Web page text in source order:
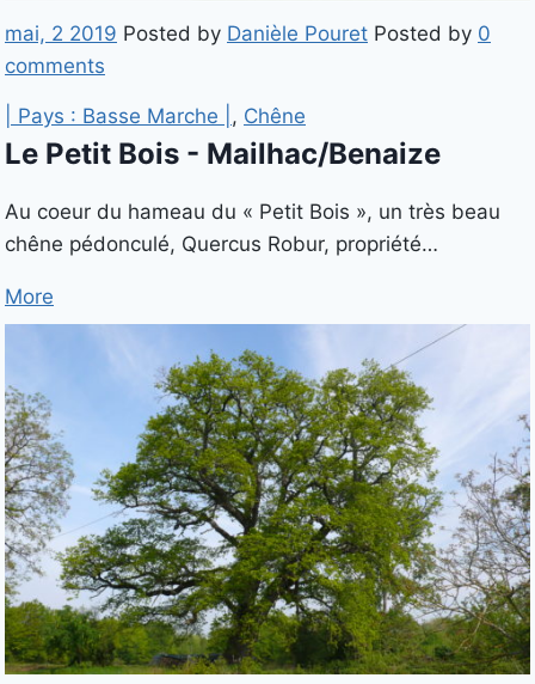
mai, 2 2019 Posted by Danièle Pouret Posted by 0
comments
| Pays : Basse Marche | , Chêne
Le Petit Bois - Mailhac/Benaize
Au coeur du hameau du « Petit Bois », un très beau
chêne pédonculé, Quercus Robur, propriété…
More